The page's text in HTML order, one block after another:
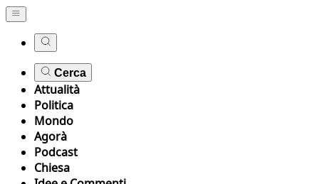
Cerca
Attualità
Politica
Mondo
Agorà
Podcast
Chiesa